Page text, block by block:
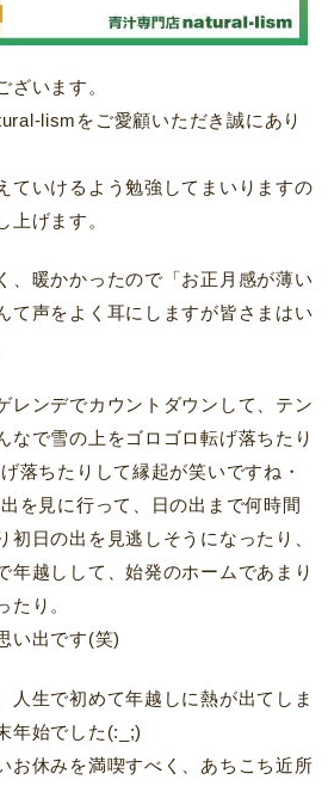
ざいます。
lismをご愛顧いただき誠にあり
ていけるよう勉強してまいりますの
上げます。
、暖かかったので「お正月感が薄い
て声をよく耳にしますが皆さまはい
レンデでカウントダウンして、テン
なで雪の上をゴロゴロ転げ落ちたり
落ちたりして縁起が笑いですね・
を見に行って、日の出まで何時間
初日の出を見逃しそうになったり、
年越しして、始発のホームであまり
たり。
い出です(笑)
人生で初めて年越しに熱が出てしま
年始でした(:_;)
お休みを満喫すべく、あちこち近所